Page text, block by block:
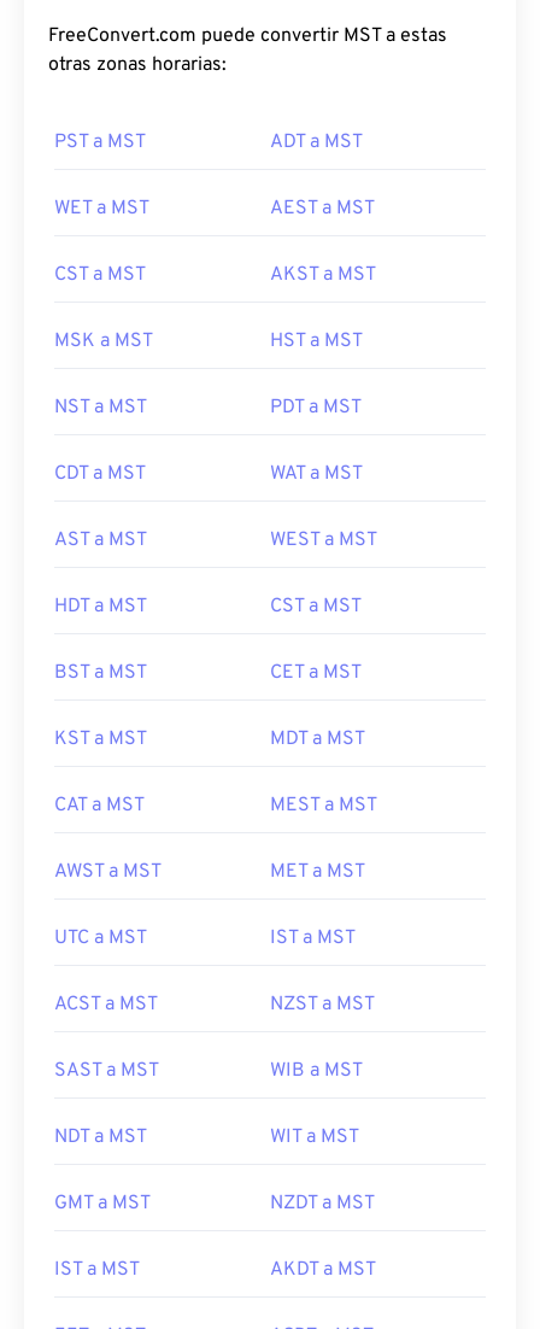
FreeConvert.com puede convertir MST a estas
otras zonas horarias:
PST a MST ADT a MST
WET a MST AEST a MST
CST a MST AKST a MST
MSK a MST HST a MST
NST a MST PDT a MST
CDT a MST WAT a MST
AST a MST WEST a MST
HDT a MST CST a MST
BST a MST CET a MST
KST a MST MDT a MST
CAT a MST MEST a MST
AWST a MST MET a MST
UTC a MST IST a MST
ACST a MST NZST a MST
SAST a MST WIB a MST
NDT a MST WIT a MST
GMT a MST NZDT a MST
IST a MST AKDT a MST